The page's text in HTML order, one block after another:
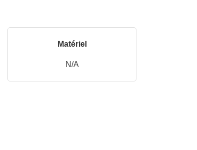
Matériel
N/A